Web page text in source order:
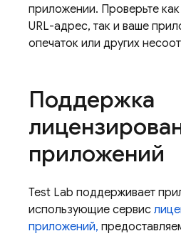
приложении. Проверьте
URL-адрес, так и ваше
опечаток или других
Поддержка
приложений
Test Lab поддерживает
использующие сервис
приложений,